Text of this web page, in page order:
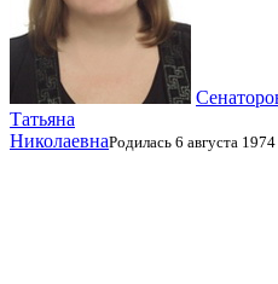
Татьяна
НиколаевнаРодилась 6 августа 1974